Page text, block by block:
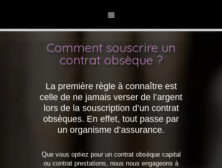
Comment souscrire un
contrat obsèque ?
La première règle à connaître est
celle de ne jamais verser de l’argent
lors de la souscription d’un contrat
obsèques. En effet, tout passe par
un organisme d’assurance.
Que vous optiez pour un contrat obsèque capital
ou contrat prestations, nous nous engageons à